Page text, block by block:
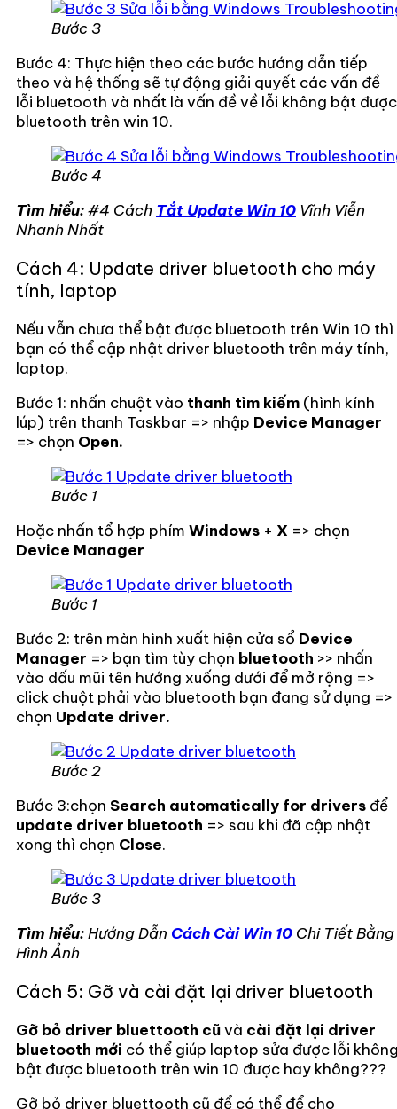
Bước 3
Bước 4: Thực hiện theo các bước hướng dẫn tiếp
theo và hệ thống sẽ tự động giải quyết các vấn đề
lỗi bluetooth và nhất là vấn đề về lỗi không bật được
bluetooth trên win 10.
Bước 4
Tìm hiểu:#4 Cách Tắt Update Win 10 Vĩnh Viễn
Nhanh Nhất
Cách 4: Update driver bluetooth cho máy
tính, laptop
Nếu vẫn chưa thể bật được bluetooth trên Win 10 thì
bạn có thể cập nhật driver bluetooth trên máy tính,
laptop.
Bước 1: nhấn chuột vào thanh tìm kiếm (hình kính
lúp) trên thanh Taskbar => nhập Device Manager
=> chọn Open.
Bước 1
Hoặc nhấn tổ hợp phím Windows + X => chọn
Device Manager
Bước 1
Bước 2: trên màn hình xuất hiện cửa sổ Device
Manager => bạn tìm tùy chọn bluetooth >> nhấn
vào dấu mũi tên hướng xuống dưới để mở rộng =>
click chuột phải vào bluetooth bạn đang sử dụng =>
chọn Update driver.
Bước 2
Bước 3:chọn Search automatically for drivers để
update driver bluetooth => sau khi đã cập nhật
xong thì chọn Close.
Bước 3
Tìm hiểu:Hướng Dẫn Cách Cài Win 10 Chi Tiết Bằng
Hình Ảnh
Cách 5: Gỡ và cài đặt lại driver bluetooth
Gỡ bỏ driver bluettooth cũvà cài đặt lại driver
bluetooth mới có thể giúp laptop sửa được lỗi
bật được bluetooth trên win 10 được hay không???
Gỡ bỏ driver bluettooth cũ để có thể để cho